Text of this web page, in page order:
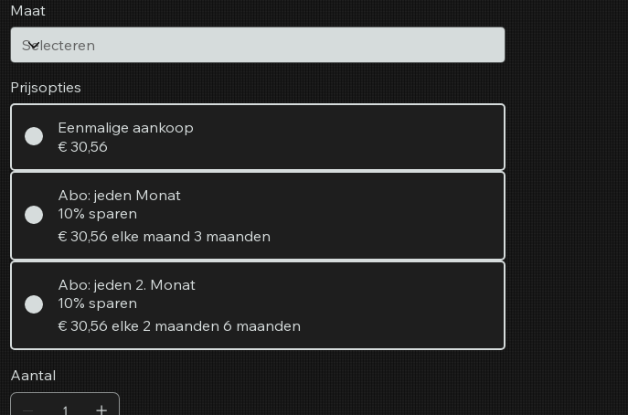
Maat
Prijsopties
Eenmalige aankoop
€ 30,56
Abo: jeden Monat
10% sparen
€ 30,56 elke maand 3 maanden
Abo: jeden 2. Monat
10% sparen
€ 30,56 elke 2 maanden 6 maanden
Aantal